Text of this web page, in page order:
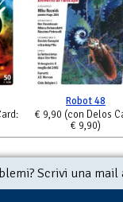
Robot 48
€ 9,90 (con Delos
€ 9,90)
Scrivi una